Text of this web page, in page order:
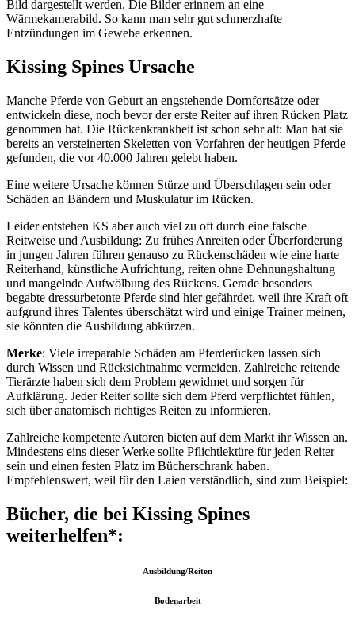
Bild dargestellt werden. Die Bilder erinnern an eine
Wärmekamerabild. So kann man sehr gut schmerzhafte
Entzündungen im Gewebe erkennen.
Kissing Spines Ursache
Manche Pferde von Geburt an engstehende Dornfortsätze oder
entwickeln diese, noch bevor der erste Reiter auf ihren Rücken Platz
genommen hat. Die Rückenkrankheit ist schon sehr alt: Man hat sie
bereits an versteinerten Skeletten von Vorfahren der heutigen Pferde
gefunden, die vor 40.000 Jahren gelebt haben.
Eine weitere Ursache können Stürze und Überschlagen sein oder
Schäden an Bändern und Muskulatur im Rücken.
Leider entstehen KS aber auch viel zu oft durch eine falsche
Reitweise und Ausbildung: Zu frühes Anreiten oder Überforderung
in jungen Jahren führen genauso zu Rückenschäden wie eine harte
Reiterhand, künstliche Aufrichtung, reiten ohne Dehnungshaltung
und mangelnde Aufwölbung des Rückens. Gerade besonders
begabte dressurbetonte Pferde sind hier gefährdet, weil ihre Kraft oft
aufgrund ihres Talentes überschätzt wird und einige Trainer meinen,
sie könnten die Ausbildung abkürzen.
Merke: Viele irreparable Schäden am Pferderücken lassen sich
durch Wissen und Rücksichtnahme vermeiden. Zahlreiche reitende
Tierärzte haben sich dem Problem gewidmet und sorgen für
Aufklärung. Jeder Reiter sollte sich dem Pferd verpflichtet fühlen,
sich über anatomisch richtiges Reiten zu informieren.
Zahlreiche kompetente Autoren bieten auf dem Markt ihr Wissen an.
Mindestens eins dieser Werke sollte Pflichtlektüre für jeden Reiter
sein und einen festen Platz im Bücherschrank haben.
Empfehlenswert, weil für den Laien verständlich, sind zum Beispiel:
Bücher, die bei Kissing Spines
weiterhelfen*:
Ausbildung/Reiten
Bodenarbeit